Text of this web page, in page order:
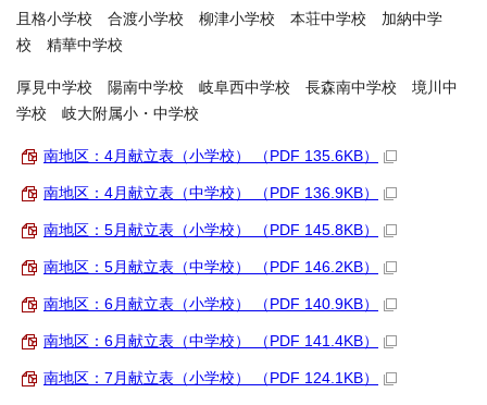
且格小学校 合渡小学校 柳津小学校 本荘中学校 加納中学
校 精華中学校
厚見中学校 陽南中学校 岐阜西中学校 長森南中学校 境川中
学校 岐大附属小・中学校
南地区：4月献立表（小学校） （PDF 135.6KB）
南地区：4月献立表（中学校） （PDF 136.9KB）
南地区：5月献立表（小学校） （PDF 145.8KB）
南地区：5月献立表（中学校） （PDF 146.2KB）
南地区：6月献立表（小学校） （PDF 140.9KB）
南地区：6月献立表（中学校） （PDF 141.4KB）
南地区：7月献立表（小学校） （PDF 124.1KB）